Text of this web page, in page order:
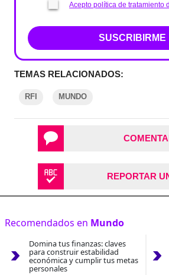
Acepto política de tratamiento
SUSCRIBIRME
TEMAS RELACIONADOS:
RFI MUNDO
REPORTAR
Recomendados en Mundo
Domina tus finanzas: claves
para construir estabilidad
económica y cumplir tus metas
personales